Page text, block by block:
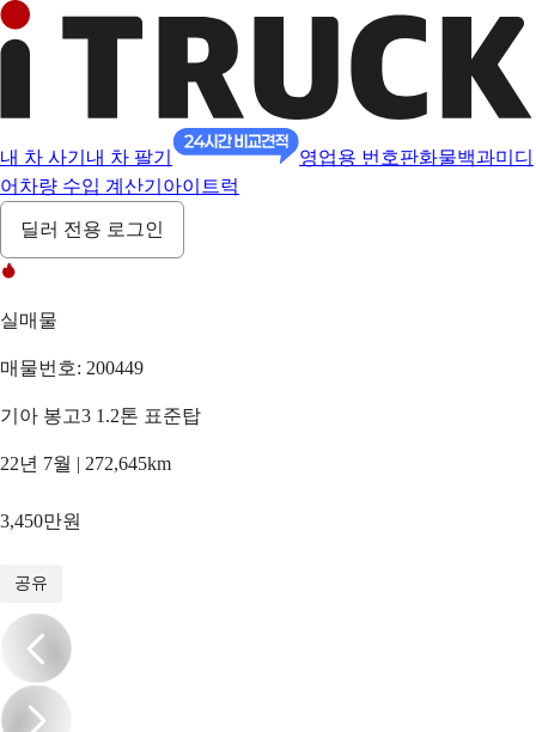
내 차 사기 내 차 팔기 영업용 번호판화물백과미디
어 차량 수입 계산기 아이트럭
딜러 전용 로그인
실매물
매물번호: 200449
기아 봉고3 1.2톤 표준탑
22년 7월 | 272,645km
3,450만원
공유
/19